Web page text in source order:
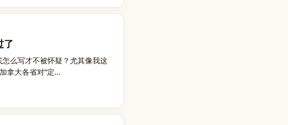
了
怎么写才不被怀疑？尤其像我这
拿大各省对“定...